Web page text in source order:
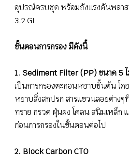
อุปรณ์ครบชุด พร้อมถังแรงดันพลา
3.2 GL
ขั้นตอนการกรอง มีดังนี้
1. Sediment Filter (PP) ขนาด 5
เป็นการกรองตะกอนหยาบขั้นต้น โด
หยาบสิ่งสกปรก สารแขวนลอยต่าง
ทราย กรวด ฝุ่นผง โคลน สนิมเหล็ก
ก่อนการกรองในขั้นตอนต่อไป
2. Block Carbon CTO